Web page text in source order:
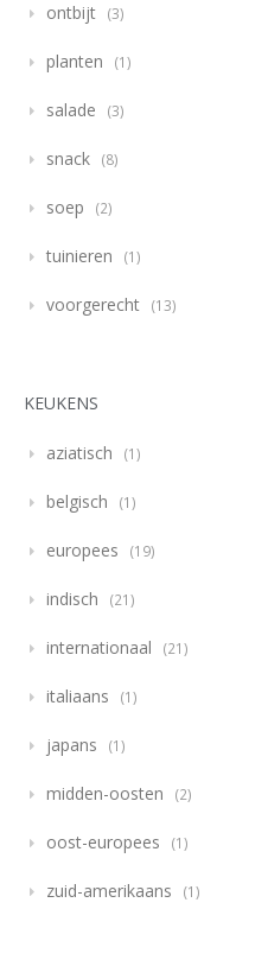
ontbijt 3
planten 1
salade 3
snack 8
soep 2
tuinieren 1
voorgerecht 13
KEUKENS
aziatisch 1
belgisch 1
europees 19
indisch 21
internationaal 21
italiaans 1
japans 1
midden-oosten 2
oost-europees 1
zuid-amerikaans 1